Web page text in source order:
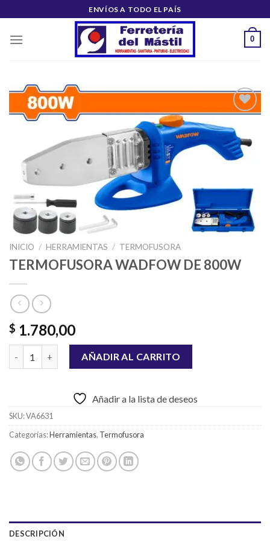
al
contenido
ENVÍOS A TODO EL PAÍS
0
Añadir
a la
INICIO / HERRAMIENTAS / TERMOFUSORA
TERMOFUSORA WADFOW DE 800W
$ 1.780,00
TERMOFUSORA WADFOW DE 800W cantidad
AÑADIR AL CARRITO
Añadir a la lista de deseos
SKU:VA6631
Categorías:Herramientas, Termofusora
DESCRIPCIÓN